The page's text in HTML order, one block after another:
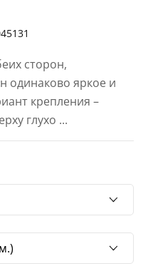
сторон,
одинаково яркое и
крепления –
глухо ...